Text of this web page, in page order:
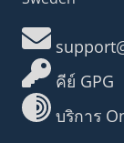
คีย์ GPG
บริการ